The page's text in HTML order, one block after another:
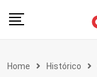
Home Histórico